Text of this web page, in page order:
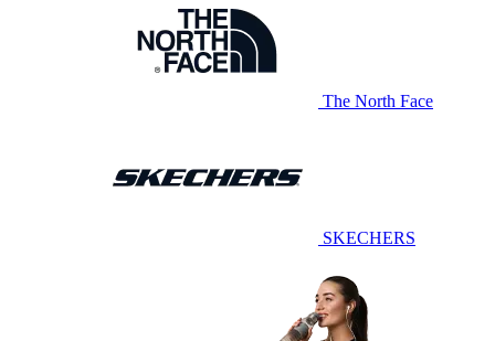
The North Face
SKECHERS